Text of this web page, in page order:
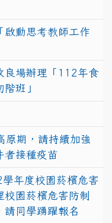
啟動思考教師工作
良場辦理「112年食
班」
原期，請持續加強
者接種疫苗
年度校園菸檳危害
園菸檳危害防制
請同學踴躍報名